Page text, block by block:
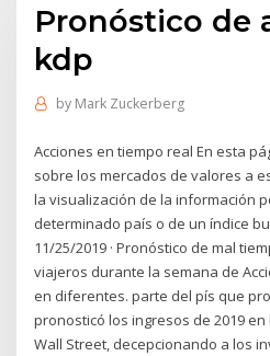
Pronóstico de
kdp
by Mark Zuckerberg
Acciones en tiempo real En esta
sobre los mercados de valores a
la visualización de la información
determinado país o de un índice
11/25/2019 · Pronóstico de mal
viajeros durante la semana de
en diferentes. parte del pís que
pronosticó los ingresos de 2019
Wall Street, decepcionando a los